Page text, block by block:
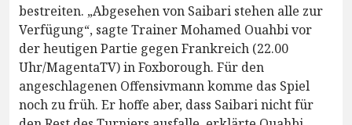
bestreiten. „Abgesehen von Saibari stehen alle zur
Verfügung“, sagte Trainer Mohamed Ouahbi vor
der heutigen Partie gegen Frankreich (22.00
Uhr/MagentaTV) in Foxborough. Für den
angeschlagenen Offensivmann komme das Spiel
noch zu früh. Er hoffe aber, dass Saibari nicht für